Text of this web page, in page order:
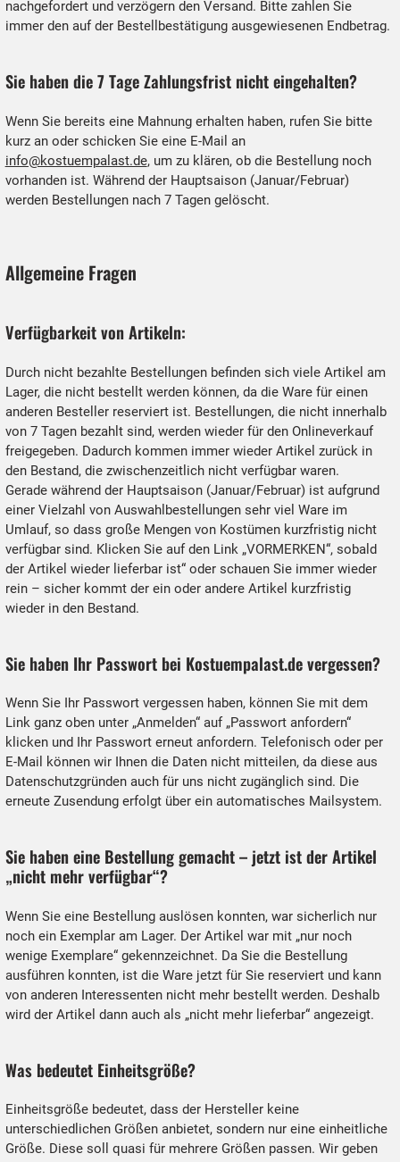
nachgefordert und verzögern den Versand. Bitte zahlen Sie
immer den auf der Bestellbestätigung ausgewiesenen Endbetrag.
Sie haben die 7 Tage Zahlungsfrist nicht eingehalten?
Wenn Sie bereits eine Mahnung erhalten haben, rufen Sie bitte
kurz an oder schicken Sie eine E-Mail an
info@kostuempalast.de, um zu klären, ob die Bestellung noch
vorhanden ist. Während der Hauptsaison (Januar/Februar)
werden Bestellungen nach 7 Tagen gelöscht.
Allgemeine Fragen
Verfügbarkeit von Artikeln:
Durch nicht bezahlte Bestellungen befinden sich viele Artikel am
Lager, die nicht bestellt werden können, da die Ware für einen
anderen Besteller reserviert ist. Bestellungen, die nicht innerhalb
von 7 Tagen bezahlt sind, werden wieder für den Onlineverkauf
freigegeben. Dadurch kommen immer wieder Artikel zurück in
den Bestand, die zwischenzeitlich nicht verfügbar waren.
Gerade während der Hauptsaison (Januar/Februar) ist aufgrund
einer Vielzahl von Auswahlbestellungen sehr viel Ware im
Umlauf, so dass große Mengen von Kostümen kurzfristig nicht
verfügbar sind. Klicken Sie auf den Link „VORMERKEN“, sobald
der Artikel wieder lieferbar ist“ oder schauen Sie immer wieder
rein – sicher kommt der ein oder andere Artikel kurzfristig
wieder in den Bestand.
Sie haben Ihr Passwort bei Kostuempalast.de vergessen?
Wenn Sie Ihr Passwort vergessen haben, können Sie mit dem
Link ganz oben unter „Anmelden“ auf „Passwort anfordern“
klicken und Ihr Passwort erneut anfordern. Telefonisch oder per
E-Mail können wir Ihnen die Daten nicht mitteilen, da diese aus
Datenschutzgründen auch für uns nicht zugänglich sind. Die
erneute Zusendung erfolgt über ein automatisches Mailsystem.
Sie haben eine Bestellung gemacht – jetzt ist der Artikel
„nicht mehr verfügbar“?
Wenn Sie eine Bestellung auslösen konnten, war sicherlich nur
noch ein Exemplar am Lager. Der Artikel war mit „nur noch
wenige Exemplare“ gekennzeichnet. Da Sie die Bestellung
ausführen konnten, ist die Ware jetzt für Sie reserviert und kann
von anderen Interessenten nicht mehr bestellt werden. Deshalb
wird der Artikel dann auch als „nicht mehr lieferbar“ angezeigt.
Was bedeutet Einheitsgröße?
Einheitsgröße bedeutet, dass der Hersteller keine
unterschiedlichen Größen anbietet, sondern nur eine einheitliche
Größe. Diese soll quasi für mehrere Größen passen. Wir geben